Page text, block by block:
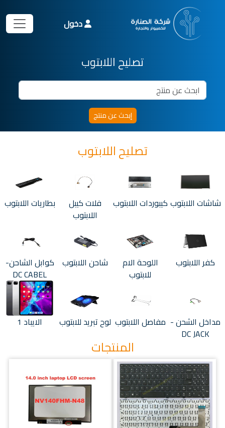
دخول
تصليح اللابتوب
تصليح اللابتوب
شاشات اللابتوب كيبوردات اللابتوب
فلات كيبل
اللابتوب
بطاريات اللابتوب
كفر اللابتوب
اللوحة الام
للابتوب
شاحن اللابتوب كوابل الشاحن-
DC CABEL
مداخل الشحن -
DC JACK
مفاصل اللابتوب لوح تبريد للابتوب الايباد 1
المنتجات